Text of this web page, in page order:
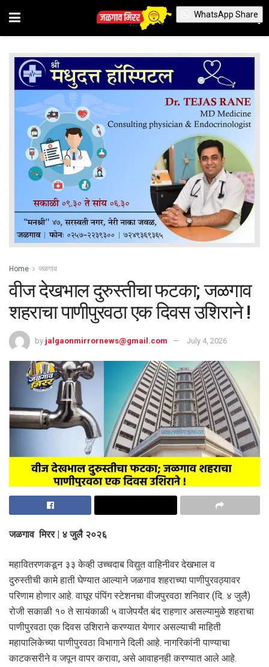
Home जळगाव
वीज देखभाल दुरुस्तीचा फटका; जळगाव
शहराचा पाणीपुरवठा एक दिवस उशिराने !
by jalgaonmirrornews@gmail.com July 4, 2026
जळगाव मिरर | ४ जुलै २०२६
महावितरणकडून ३३ केव्ही उच्चदाब विद्युत वाहिनीवर देखभाल व
दुरुस्तीची कामे हाती घेण्यात आल्याने जळगाव शहराच्या पाणीपुरवठ्यावर
परिणाम होणार आहे. वाघूर पंपिंग स्टेशनचा वीजपुरवठा शनिवार (दि. ४ जुलै)
रोजी सकाळी १० ते सायंकाळी ५ वाजेपर्यंत बंद राहणार असल्यामुळे शहराचा
पाणीपुरवठा एक दिवस उशिराने करण्यात येणार असल्याची माहिती
महापालिकेच्या पाणीपुरवठा विभागाने दिली आहे. नागरिकांनी पाण्याचा
काटकसरीने व जपून वापर करावा, असे आवाहनही करण्यात आले आहे.
WhatsApp Share